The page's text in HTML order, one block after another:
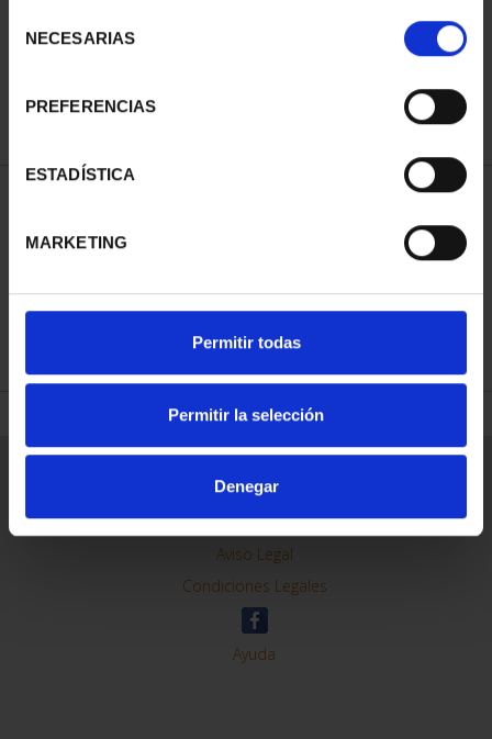
NECESARIAS
PREFERENCIAS
ESTADÍSTICA
MARKETING
Permitir todas
Permitir la selección
Denegar
73,00 €
REFINAR
Contacto
Preguntas Frequentes (FAQs)
Aviso Legal
Condiciones Legales
Ayuda